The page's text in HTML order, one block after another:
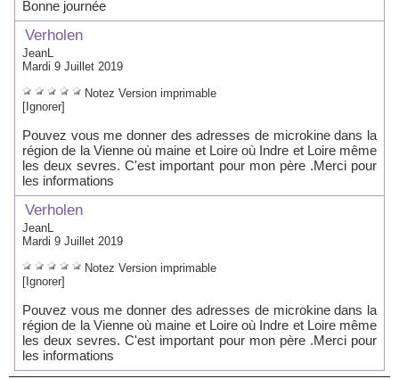
Bonne journée
Verholen
JeanL
Mardi 9 Juillet 2019
Notez Version imprimable
[Ignorer]
Pouvez vous me donner des adresses de microkine dans la
région de la Vienne où maine et Loire où Indre et Loire même
les deux sevres. C'est important pour mon père .Merci pour
les informations
Verholen
JeanL
Mardi 9 Juillet 2019
Notez Version imprimable
[Ignorer]
Pouvez vous me donner des adresses de microkine dans la
région de la Vienne où maine et Loire où Indre et Loire même
les deux sevres. C'est important pour mon père .Merci pour
les informations